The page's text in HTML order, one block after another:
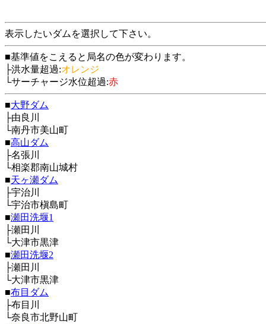
表示したいダムを選択して下さい。
■基準値をこえると局名の色が変わります。
├洪水量超過:オレンジ
└サーチャージ水位超過:赤
■大野ダム
├由良川
└南丹市美山町
■高山ダム
├名張川
└相楽郡南山城村
■天ヶ瀬ダム
├宇治川
└宇治市槇島町
■瀬田洗堰1
├瀬田川
└大津市黒津
■瀬田洗堰2
├瀬田川
└大津市黒津
■布目ダム
├布目川
└奈良市北野山町